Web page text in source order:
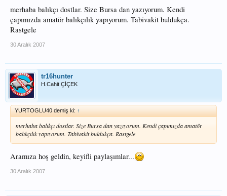
merhaba balıkçı dostlar. Size Bursa dan yazıyorum. Kendi
çapımızda amatör balıkçılık yapıyorum. Tabivakit buldukça.
Rastgele
30 Aralık 2007
tr16hunter
H.Cahit ÇİÇEK
YURTOGLU40 demiş ki: ↑
merhaba balıkçı dostlar. Size Bursa dan yazıyorum. Kendi çapımızda amatör
balıkçılık yapıyorum. Tabivakit buldukça. Rastgele
Aramıza hoş geldin, keyifli paylaşımlar...
30 Aralık 2007